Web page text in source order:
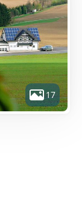
17